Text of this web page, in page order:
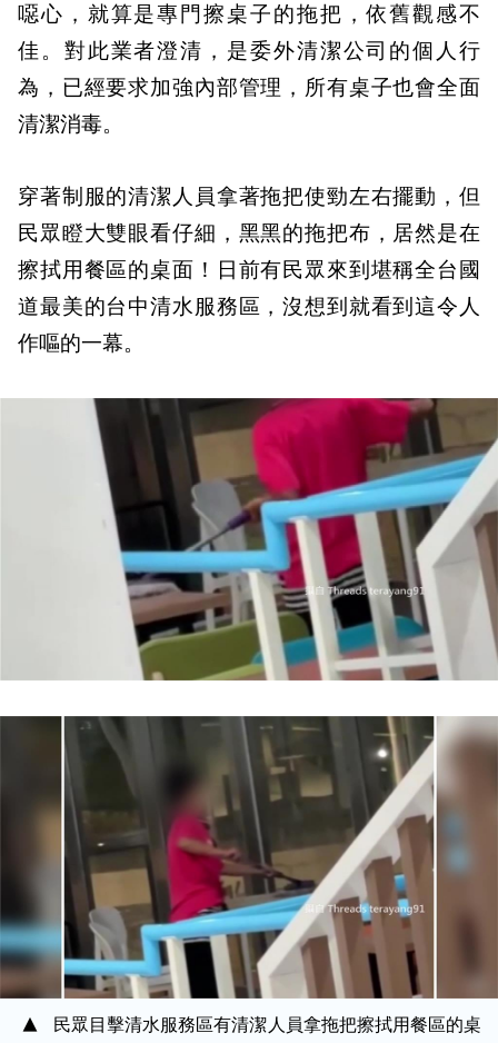
噁心，就算是專門擦桌子的拖把，依舊觀感不
佳。對此業者澄清，是委外清潔公司的個人行
為，已經要求加強內部管理，所有桌子也會全面
清潔消毒。
穿著制服的清潔人員拿著拖把使勁左右擺動，但
民眾瞪大雙眼看仔細，黑黑的拖把布，居然是在
擦拭用餐區的桌面！日前有民眾來到堪稱全台國
道最美的台中清水服務區，沒想到就看到這令人
作嘔的一幕。
民眾目擊清水服務區有清潔人員拿拖把擦拭用餐區的桌